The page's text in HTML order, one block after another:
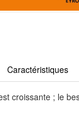
Caractéristiques
croissante ; le